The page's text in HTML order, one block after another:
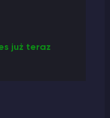
już teraz